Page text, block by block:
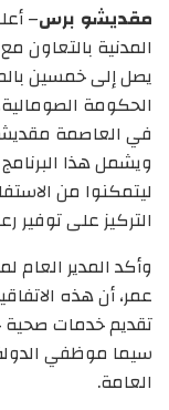
مقديشو برس–
المدنية
يصل إلى خمسين
الحكومة
في العاصمة
ويشمل هذا
ليتمكنوا من
التركيز على توفير
وأكد المدير
عمر، أن هذه
تقديم خدمات صحية
سيما موظفي
العامة.